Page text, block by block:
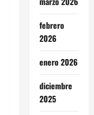
febrero
2026
enero 2026
diciembre
2025